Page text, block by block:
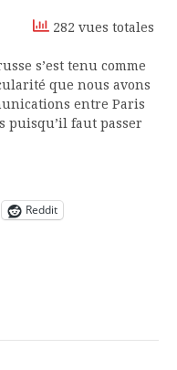
282 vues totales
s’est tenu comme
que nous avons
entre Paris
puisqu’il faut passer
Reddit